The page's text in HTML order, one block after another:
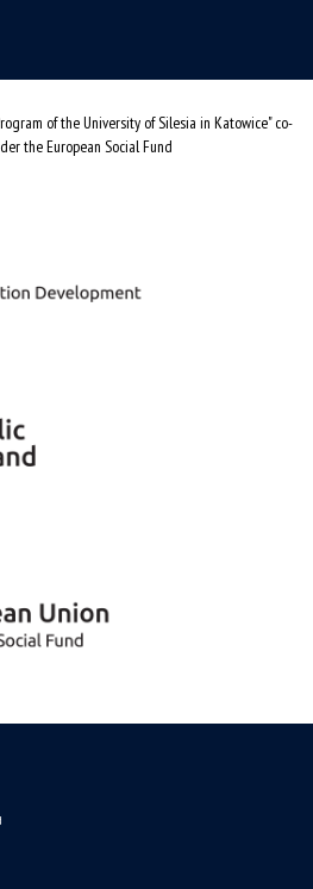
of the University of Silesia in Katowice" co-
the European Social Fund